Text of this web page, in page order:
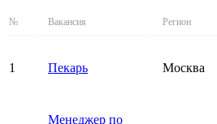
№ Вакансия Регион
1 Пекарь Москва
Менеджер по